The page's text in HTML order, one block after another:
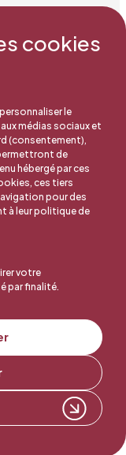
cookies
le
médias sociaux et
(consentement),
de
hébergé par ces
ces tiers
pour des
à leur politique de
votre
par finalité.